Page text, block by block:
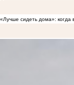
«Лучше сидеть дома»: когда